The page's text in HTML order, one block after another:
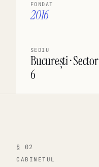
FONDAT
2016
SEDIU
București · Sector
6
§ 02
CABINETUL